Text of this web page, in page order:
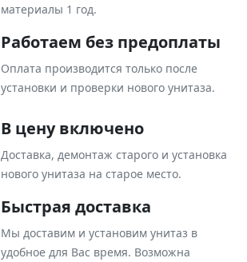
материалы 1 год.
Работаем без предоплаты
Оплата производится только после
установки и проверки нового унитаза.
В цену включено
Доставка, демонтаж старого и установка
нового унитаза на старое место.
Быстрая доставка
Мы доставим и установим унитаз в
удобное для Вас время. Возможна